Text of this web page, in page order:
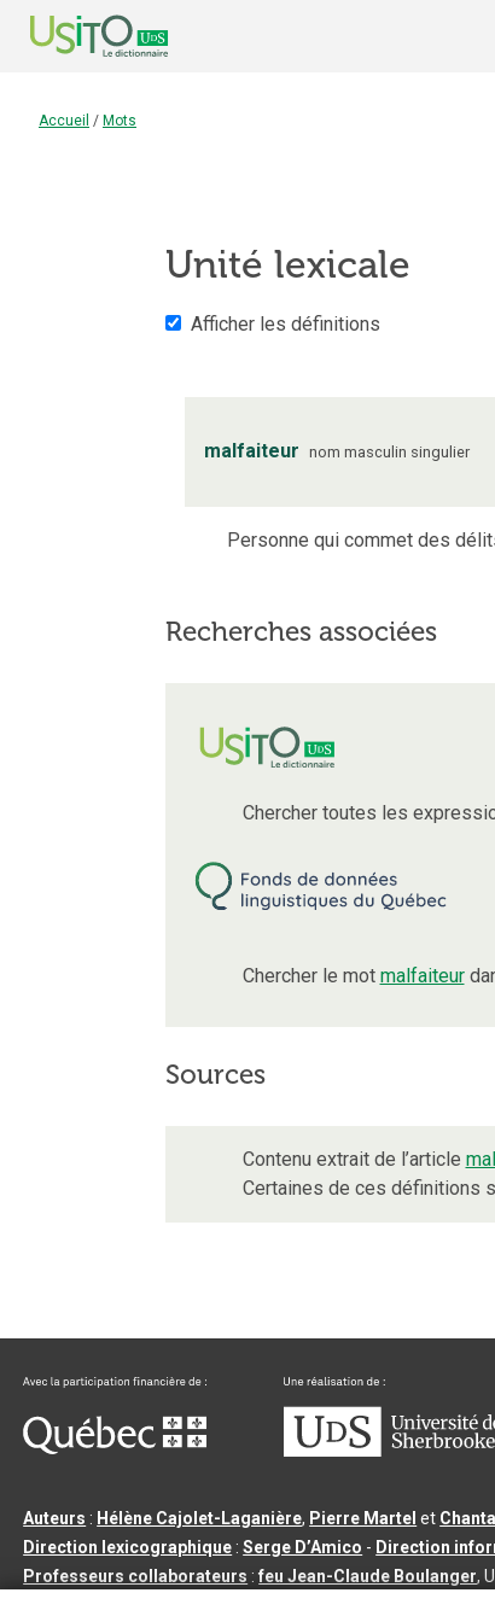
Accueil / Mots
Unité lexicale
Afficher les définitions
malfaiteur nom masculin singulier
Personne qui commet des
Recherches associées
Chercher toutes les
Chercher le mot malfaiteur
Sources
Contenu extrait de l’article
Certaines de ces définitions
Auteurs : Hélène Cajolet-Laganière, Pierre Martel et
Direction lexicographique :Serge D’Amico - Direction
Professeurs collaborateurs :feu Jean-Claude Boulanger,